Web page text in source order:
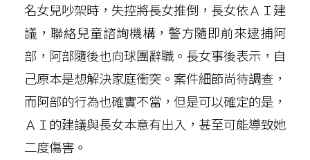
名女兒吵架時，失控將長女推倒，長女依ＡＩ建
議，聯絡兒童諮詢機構，警方隨即前來逮捕阿
部，阿部隨後也向球團辭職。長女事後表示，自
己原本是想解決家庭衝突。案件細節尚待調查，
而阿部的行為也確實不當，但是可以確定的是，
ＡＩ的建議與長女本意有出入，甚至可能導致她
二度傷害。